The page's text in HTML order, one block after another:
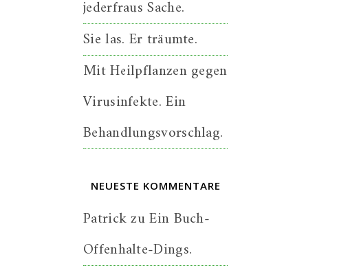
jederfraus Sache.
Sie las. Er träumte.
Mit Heilpflanzen gegen
Virusinfekte. Ein
Behandlungsvorschlag.
NEUESTE KOMMENTARE
PatrickzuEin Buch-
Offenhalte-Dings.